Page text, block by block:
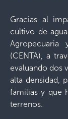
Gracias al
cultivo de
Agropecuaria
(CENTA), a
evaluando dos
alta densidad,
familias y que
terrenos.